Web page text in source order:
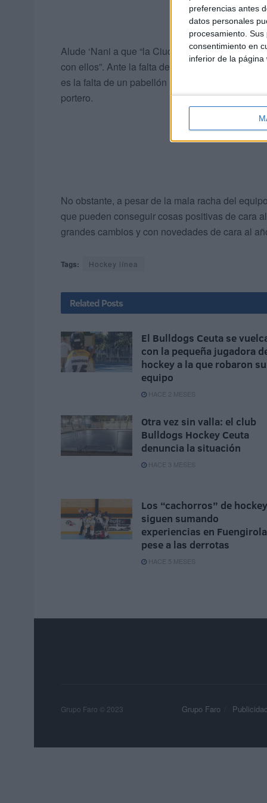
preferencias antes
datos personales
procesamiento.
consentimiento en
inferior de la página
Alude ‘Nani a que “la Ciudad podría hacer
con ellos”. Ante la falta de recursos en el
es la falta de un pabellón para poder traer la
portero.
No obstante, a pesar de la mala racha del
que pueden conseguir cosas positivas de cara
grandes cambios y con novedades de cara al
Tags: Hockey línea
Related Posts
El Bulldogs Ceuta se
con la pequeña jugadora
hockey a la que robaron su
equipo
HACE 2 MESES
Otra vez sin valla: el club
Bulldogs Hockey Ceuta
denuncia la situación
HACE 3 MESES
Los “cachorros” de hockey
siguen sumando
experiencias en Fuengirola
pese a las derrotas
HACE 5 MESES
Grupo Faro Publicidad
Grupo Faro © 2023